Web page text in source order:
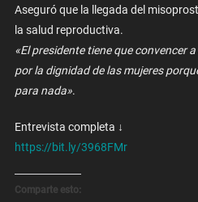
Aseguró que la llegada del
la salud reproductiva.
«El presidente tiene que convencer
por la dignidad de las mujeres
para nada».
Entrevista completa ↓
https://bit.ly/3968FMr
Comparte esto: